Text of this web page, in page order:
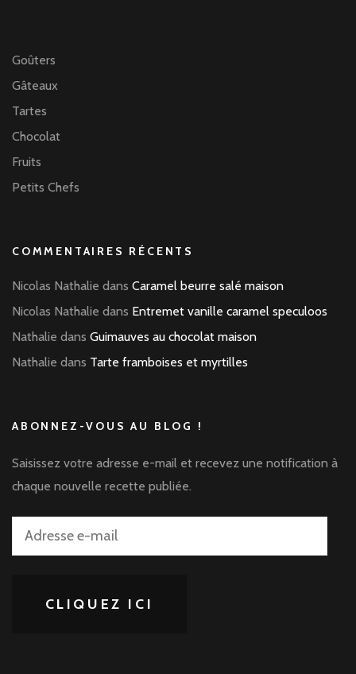
Goûters
Gâteaux
Tartes
Chocolat
Fruits
Petits Chefs
COMMENTAIRES RÉCENTS
Nicolas Nathalie dans Caramel beurre salé maison
Nicolas Nathalie dans Entremet vanille caramel speculoos
Nathalie dans Guimauves au chocolat maison
Nathalie dans Tarte framboises et myrtilles
ABONNEZ-VOUS AU BLOG !
Saisissez votre adresse e-mail et recevez une notification à
chaque nouvelle recette publiée.
Adresse
CLIQUEZ ICI